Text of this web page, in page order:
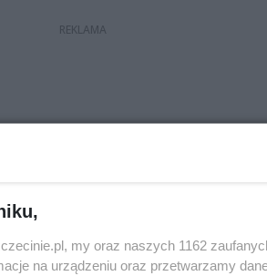
wymyśliły i udźwiękowiły
my oraz naszych 1162
na urządzeniu oraz przetwarzamy